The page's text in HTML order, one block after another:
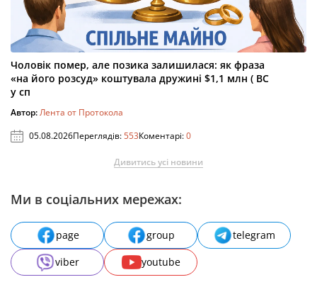
Чоловік помер, але позика залишилася: як фраза
«на його розсуд» коштувала дружині $1,1 млн ( ВС
у сп
Автор:Лента от Протокола
05.08.2026Переглядів:553Коментарі:0
Дивитись усі новини
Ми в соціальних мережах:
page group
telegram
viber
youtube